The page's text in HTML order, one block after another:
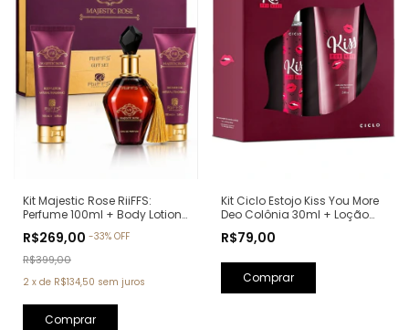
Kit Majestic Rose RiiFFS:
Perfume 100ml + Body Lotion
(Ref. Olfativa: La Vie Est Belle
Lancôme)
R$269,00 -33% OFF
R$399,00
2 x de R$134,50 sem juros
Kit Ciclo Estojo Kiss You More
Deo Colônia 30ml + Loção
Olfativa: Libre Yves Saint
R$79,00